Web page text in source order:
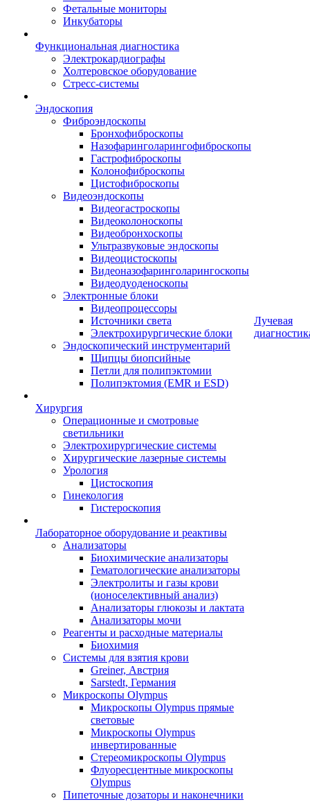
Фетальные мониторы
Инкубаторы
Функциональная диагностика
Электрокардиографы
Холтеровское оборудование
Стресс-системы
Эндоскопия
Фиброэндоскопы
Бронхофиброскопы
Назофаринголарингофиброскопы
Гастрофиброскопы
Колонофиброскопы
Цистофиброскопы
Видеоэндоскопы
Видеогастроскопы
Видеоколоноскопы
Видеобронхоскопы
Ультразвуковые эндоскопы
Видеоцистоскопы
Видеоназофаринголарингоскопы
Видеодуоденоскопы
Электронные блоки
Видеопроцессоры
Источники света
Электрохирургические блоки
Эндоскопический инструментарий
Щипцы биопсийные
Петли для полипэктомии
Полипэктомия (EMR и ESD)
Хирургия
Операционные и смотровые
светильники
Электрохирургические системы
Хирургические лазерные системы
Урология
Цистоскопия
Гинекология
Гистероскопия
Лабораторное оборудование и реактивы
Анализаторы
Биохимические анализаторы
Гематологические анализаторы
Электролиты и газы крови
(ионоселективный анализ)
Анализаторы глюкозы и лактата
Анализаторы мочи
Реагенты и расходные материалы
Биохимия
Системы для взятия крови
Greiner, Австрия
Sarstedt, Германия
Микроскопы Olympus
Микроскопы Olympus прямые
световые
Микроскопы Olympus
инвертированные
Стереомикроскопы Olympus
Флуоресцентные микроскопы
Olympus
Пипеточные дозаторы и наконечники
Лучевая